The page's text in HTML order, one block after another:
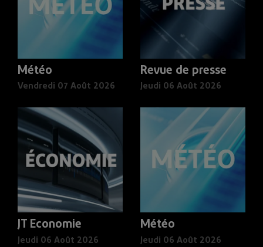
Météo
Vendredi 07 Août 2026
Revue de presse
Jeudi 06 Août 2026
JT Economie
Jeudi 06 Août 2026
Météo
Jeudi 06 Août 2026